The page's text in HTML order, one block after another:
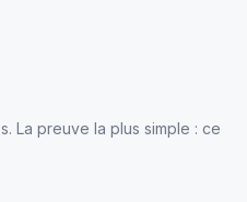
La preuve la plus simple : ce